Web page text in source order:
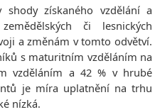
získaného vzdělání a
či lesnických
a změnám v tomto odvětví.
s maturitním vzděláním na
vzděláním a 42 % v hrubé
je míra uplatnění na trhu
nízká.